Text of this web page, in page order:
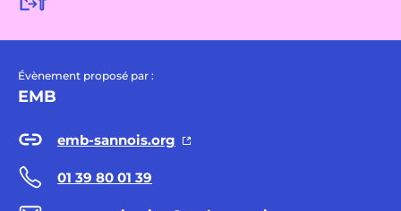
Évènement proposé par :
EMB
emb-sannois.org
01 39 80 01 39